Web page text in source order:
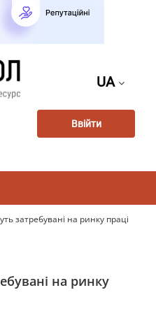
UA
Ввійти
затребувані на ринку праці
на ринку